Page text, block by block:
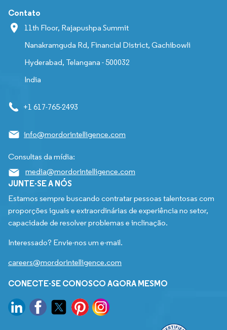
Contato
11th Floor, Rajapushpa Summit
Nanakramguda Rd, Financial District, Gachibowli
Hyderabad, Telangana - 500032
India
+1 617-765-2493
info@mordorintelligence.com
Consultas da mídia:
media@mordorintelligence.com
JUNTE-SE A NÓS
Estamos sempre buscando contratar pessoas talentosas com
proporções iguais e extraordinárias de experiência no setor,
capacidade de resolver problemas e inclinação.
Interessado? Envie-nos um e-mail.
careers@mordorintelligence.com
CONECTE-SE CONOSCO AGORA MESMO